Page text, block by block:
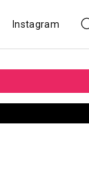
Instagram